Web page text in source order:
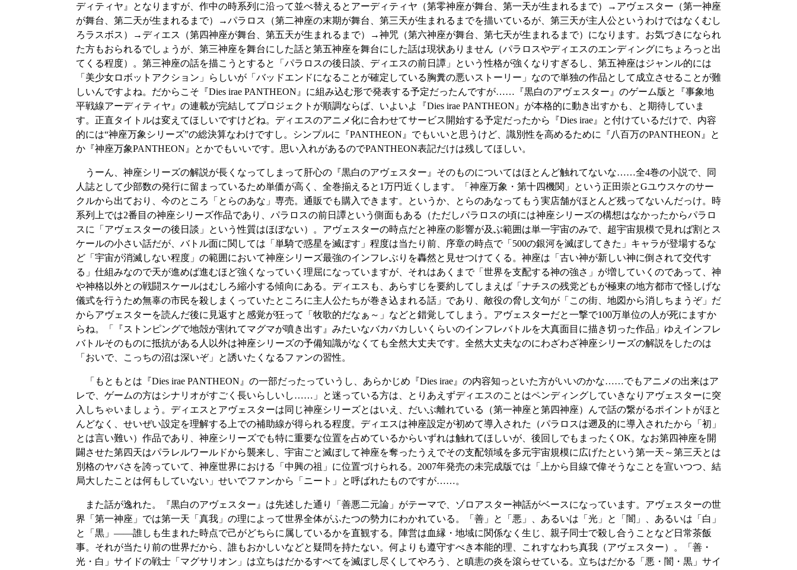
ディティヤ』となりますが、作中の時系列に沿って並べ替えるとアーディティヤ（第零神座が舞台、第一天が生まれるまで）→アヴェスター（第一神座
が舞台、第二天が生まれるまで）→パラロス（第二神座の末期が舞台、第三天が生まれるまでを描いているが、第三天が主人公というわけではなくむし
ろラスボス）→ディエス（第四神座が舞台、第五天が生まれるまで）→神咒（第六神座が舞台、第七天が生まれるまで）になります。お気づきになられ
た方もおられるでしょうが、第三神座を舞台にした話と第五神座を舞台にした話は現状ありません（パラロスやディエスのエンディングにちょろっと出
てくる程度）。第三神座の話を描こうとすると「パラロスの後日談、ディエスの前日譚」という性格が強くなりすぎるし、第五神座はジャンル的には
「美少女ロボットアクション」らしいが「バッドエンドになることが確定している胸糞の悪いストーリー」なので単独の作品として成立させることが難
しいんですよね。だからこそ『Dies irae PANTHEON』に組み込む形で発表する予定だったんですが……『黒白のアヴェスター』のゲーム版と『事象地
平戦線アーディティヤ』の連載が完結してプロジェクトが順調ならば、いよいよ『Dies irae PANTHEON』が本格的に動き出すかも、と期待していま
す。正直タイトルは変えてほしいですけどね。ディエスのアニメ化に合わせてサービス開始する予定だったから『Dies irae』と付けているだけで、内容
的には“神座万象シリーズ”の総決算なわけですし。シンプルに『PANTHEON』でもいいと思うけど、識別性を高めるために『八百万のPANTHEON』と
か『神座万象PANTHEON』とかでもいいです。思い入れがあるのでPANTHEON表記だけは残してほしい。
うーん、神座シリーズの解説が長くなってしまって肝心の『黒白のアヴェスター』そのものについてはほとんど触れてないな……全4巻の小説で、同
人誌として少部数の発行に留まっているため単価が高く、全巻揃えると1万円近くします。「神座万象・第十四機関」という正田崇とGユウスケのサー
クルから出ており、今のところ「とらのあな」専売。通販でも購入できます。というか、とらのあなってもう実店舗がほとんど残ってないんだっけ。時
系列上では2番目の神座シリーズ作品であり、パラロスの前日譚という側面もある（ただしパラロスの頃には神座シリーズの構想はなかったからパラロ
スに「アヴェスターの後日談」という性質はほぼない）。アヴェスターの時点だと神座の影響が及ぶ範囲は単一宇宙のみで、超宇宙規模で見れば割とス
ケールの小さい話だが、バトル面に関しては「単騎で惑星を滅ぼす」程度は当たり前、序章の時点で「500の銀河を滅ぼしてきた」キャラが登場するな
ど「宇宙が消滅しない程度」の範囲において神座シリーズ最強のインフレぶりを轟然と見せつけてくる。神座は「古い神が新しい神に倒されて交代す
る」仕組みなので天が進めば進むほど強くなっていく理屈になっていますが、それはあくまで「世界を支配する神の強さ」が増していくのであって、神
や神格以外との戦闘スケールはむしろ縮小する傾向にある。ディエスも、あらすじを要約してしまえば「ナチスの残党どもが極東の地方都市で怪しげな
儀式を行うため無辜の市民を殺しまくっていたところに主人公たちが巻き込まれる話」であり、敵役の脅し文句が「この街、地図から消しちまうぞ」だ
からアヴェスターを読んだ後に見返すと感覚が狂って「牧歌的だなぁ～」などと錯覚してしまう。アヴェスターだと一撃で100万単位の人が死にますか
らね。「『ストンピングで地殻が割れてマグマが噴き出す』みたいなバカバカしいくらいのインフレバトルを大真面目に描き切った作品」ゆえインフレ
バトルそのものに抵抗がある人以外は神座シリーズの予備知識がなくても全然大丈夫です。全然大丈夫なのにわざわざ神座シリーズの解説をしたのは
「おいで、こっちの沼は深いぞ」と誘いたくなるファンの習性。
「もともとは『Dies irae PANTHEON』の一部だったっていうし、あらかじめ『Dies irae』の内容知っといた方がいいのかな……でもアニメの出来はア
レで、ゲームの方はシナリオがすごく長いらしいし……」と迷っている方は、とりあえずディエスのことはペンディングしていきなりアヴェスターに突
入しちゃいましょう。ディエスとアヴェスターは同じ神座シリーズとはいえ、だいぶ離れている（第一神座と第四神座）んで話の繋がるポイントがほと
んどなく、せいぜい設定を理解する上での補助線が得られる程度。ディエスは神座設定が初めて導入された（パラロスは遡及的に導入されたから「初」
とは言い難い）作品であり、神座シリーズでも特に重要な位置を占めているからいずれは触れてほしいが、後回しでもまったくOK。なお第四神座を開
闢させた第四天はパラレルワールドから襲来し、宇宙ごと滅ぼして神座を奪ったうえでその支配領域を多元宇宙規模に広げたという第一天～第三天とは
別格のヤバさを誇っていて、神座世界における「中興の祖」に位置づけられる。2007年発売の未完成版では「上から目線で偉そうなことを宣いつつ、結
局大したことは何もしていない」せいでファンから「ニート」と呼ばれたものですが……。
また話が逸れた。『黒白のアヴェスター』は先述した通り「善悪二元論」がテーマで、ゾロアスター神話がベースになっています。アヴェスターの世
界「第一神座」では第一天「真我」の理によって世界全体がふたつの勢力にわかれている。「善」と「悪」、あるいは「光」と「闇」、あるいは「白」
と「黒」――誰しも生まれた時点で己がどちらに属しているかを直観する。陣営は血縁・地域に関係なく生じ、親子同士で殺し合うことなど日常茶飯
事。それが当たり前の世界だから、誰もおかしいなどと疑問を持たない。何よりも遵守すべき本能的理、これすなわち真我（アヴェスター）。「善・
光・白」サイドの戦士「マグサリオン」は立ちはだかるすべてを滅ぼし尽くしてやろう、と瞋恚の炎を滾らせている。立ちはだかる「悪・闇・黒」サイ